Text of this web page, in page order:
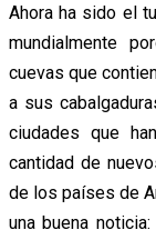
Ahora ha sido el
mundialmente
cuevas que
a sus
ciudades que
cantidad de
de los países de
una buena